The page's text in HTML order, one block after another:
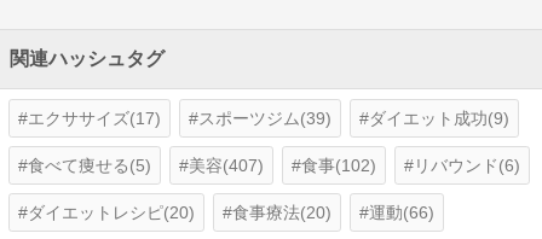
関連ハッシュタグ
エクササイズ(17) スポーツジム(39) ダイエット成功(9)
食べて痩せる(5) 美容(407) 食事(102) リバウンド(6)
ダイエットレシピ(20) 食事療法(20) 運動(66)